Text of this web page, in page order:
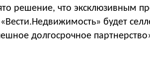
решение, что эксклюзивным
будет
долгосрочное